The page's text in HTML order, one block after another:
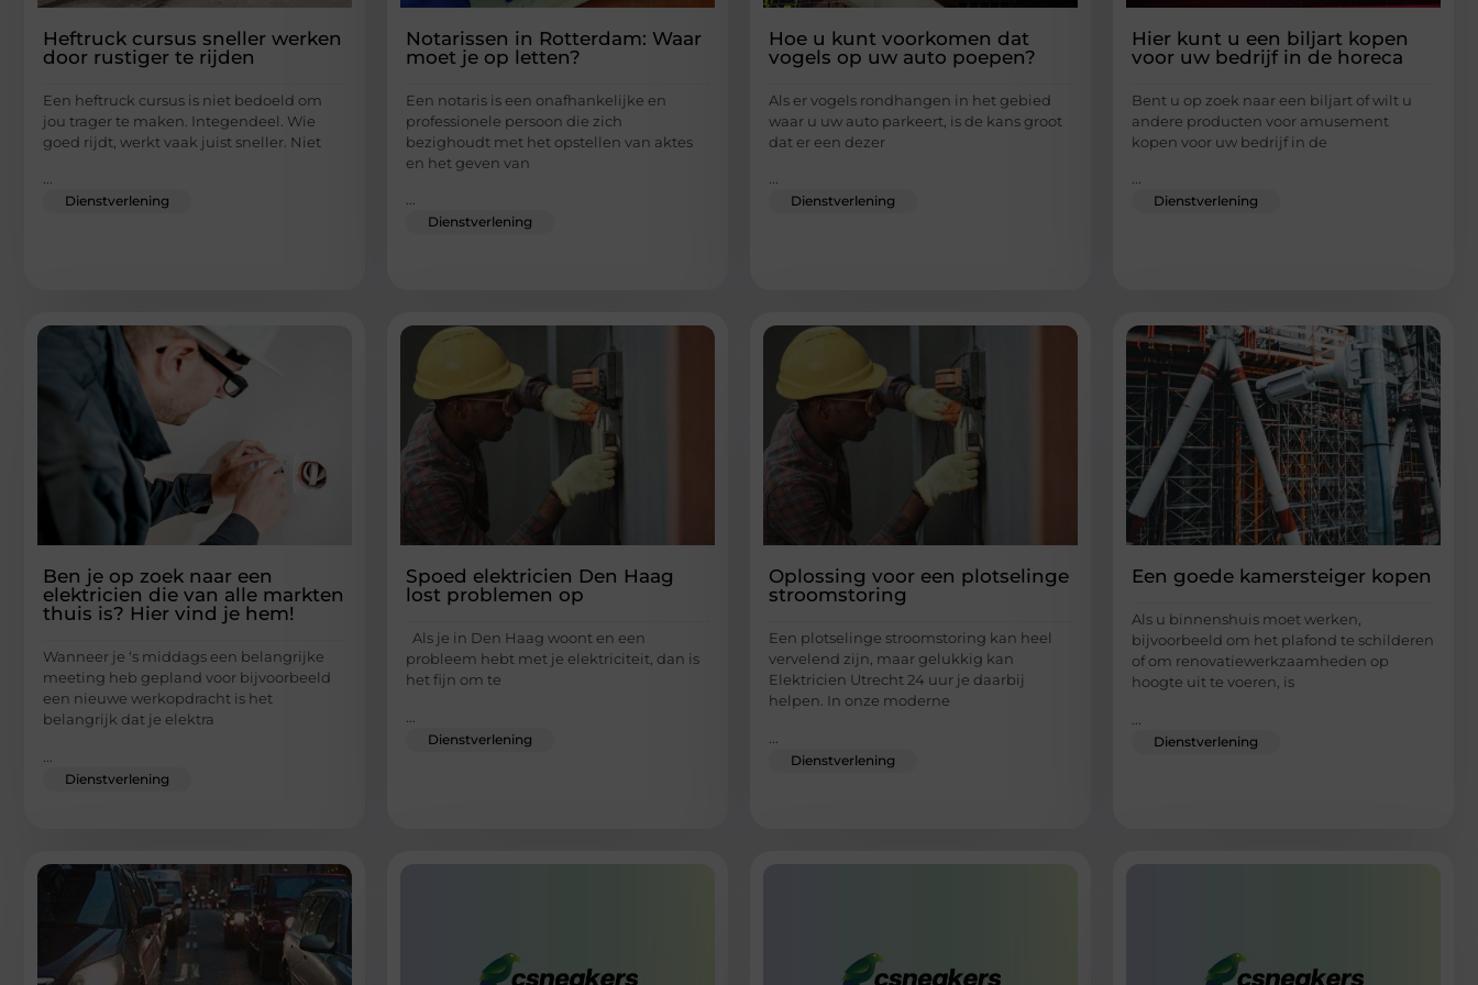
Heftruck cursus sneller werken
door rustiger te rijden
Een heftruck cursus is niet bedoeld om
jou trager te maken. Integendeel. Wie
goed rijdt, werkt vaak juist sneller. Niet
...
Dienstverlening
Notarissen in Rotterdam: Waar
moet je op letten?
Een notaris is een onafhankelijke en
professionele persoon die zich
bezighoudt met het opstellen van aktes
en het geven van
...
Dienstverlening
Hoe u kunt voorkomen dat
vogels op uw auto poepen?
Als er vogels rondhangen in het gebied
waar u uw auto parkeert, is de kans groot
dat er een dezer
...
Dienstverlening
Hier kunt u een biljart kopen
voor uw bedrijf in de horeca
Bent u op zoek naar een biljart of wilt u
andere producten voor amusement
kopen voor uw bedrijf in de
...
Dienstverlening
Ben je op zoek naar een
elektricien die van alle markten
thuis is? Hier vind je hem!
Wanneer je ‘s middags een belangrijke
meeting heb gepland voor bijvoorbeeld
een nieuwe werkopdracht is het
belangrijk dat je elektra
Dienstverlening
Spoed elektricien Den Haag
lost problemen op
Als je in Den Haag woont en een
probleem hebt met je elektriciteit, dan is
het fijn om te
Dienstverlening
Oplossing voor een plotselinge
stroomstoring
Een plotselinge stroomstoring kan heel
vervelend zijn, maar gelukkig kan
Elektricien Utrecht 24 uur je daarbij
helpen. In onze moderne
Dienstverlening
Een goede kamersteiger kopen
Als u binnenshuis moet werken,
bijvoorbeeld om het plafond te schilderen
of om renovatiewerkzaamheden op
hoogte uit te voeren, is
Dienstverlening